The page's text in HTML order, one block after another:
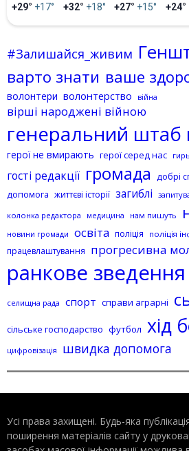
+29° +17° +32° +18° +27° +15° +24°
#Залишайся_живим
варто знати ваше
волонтери волонтерство війна
вірші народжені війною
генеральний штаб
герої не вмирають герої серед нас
гості редакції громада добрі
допомога життєві історії загиблі
колонка редактора
медицина нам пишуть
новини громади освіта поліція поліція
працевлаштування прогресивна
ранкове зведення
селищна рада спорт справи аграрні
сільське господарство футбол хід
цифровізація швидка допомога
Усі права захищені. Будь-яка
поширення матеріалів сайту у